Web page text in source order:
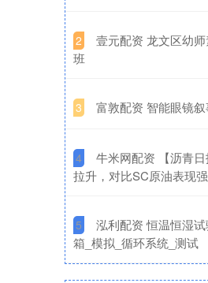
2
壹元配资 龙文区幼
班
3 富敦配资 智能眼镜
4
牛米网配资 【沥青
拉升，对比SC原油表现
5
泓利配资 恒温恒湿
箱_模拟_循环系统_测试